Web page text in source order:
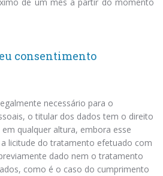
consentimento
necessário para o
o titular dos dados tem o direito
qualquer altura, embora esse
licitude do tratamento efetuado com
dado nem o tratamento
como é o caso do cumprimento